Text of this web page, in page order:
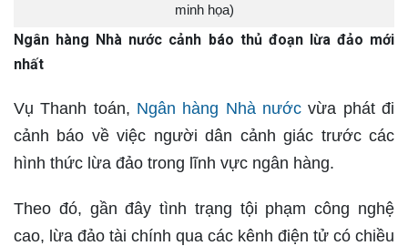
minh họa)
Ngân hàng Nhà nước cảnh báo thủ đoạn lừa đảo mới
nhất
Vụ Thanh toán, Ngân hàng Nhà nước vừa phát đi
cảnh báo về việc người dân cảnh giác trước các
hình thức lừa đảo trong lĩnh vực ngân hàng.
Theo đó, gần đây tình trạng tội phạm công nghệ
cao, lừa đảo tài chính qua các kênh điện tử có chiều